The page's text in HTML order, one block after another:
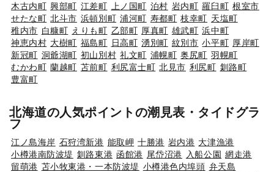
木古内町 興部町 江差町 上ノ国町 泊村 岩内町 羅臼町 根室市
せたな町 北斗市 浜頓別町 浦河町 寿都町 枝幸町 天塩町
稚内市 白糠町 えりも町 乙部町 厚真町 雄武町 浜中町
神恵内村 大樹町 福島町 日高町 湧別町 紋別市 小平町 厚岸町
新冠町 洞爺湖町 初山別村 礼文町 浦幌町 奥尻町 羽幌町
むかわ町 蘭越町 苫前町 利尻富士町 北見市 利尻町 釧路町
豊富町
北海道の人気ポイントの潮見表・タイドグラ
フ
江ノ島海岸 石狩湾新港 能取岬 十勝港 岩内港 大津漁港
小樽港南防波堤 釧路東港 函館港 尾岱沼港 入船公園 網走港
留萌港 苫小牧東港・一本防波堤 小樽港色内埠頭 弁天島